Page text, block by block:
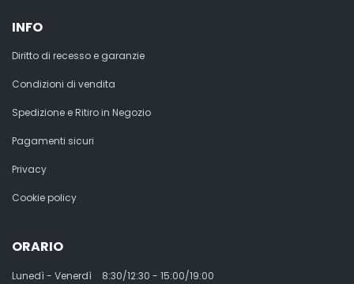
INFO
Diritto di recesso e garanzie
Condizioni di vendita
Spedizione e Ritiro in Negozio
Pagamenti sicuri
Privacy
Cookie policy
ORARIO
Lunedì - Venerdì 8:30/12:30 - 15:00/19:00